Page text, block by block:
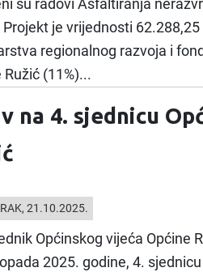
su radovi Asfaltiranja
Projekt je vrijednosti
regionalnog razvoja i
Ružić (11%)...
na 4. sjednicu
21.10.2025.
Općinskog vijeća Općine
2025. godine, 4.